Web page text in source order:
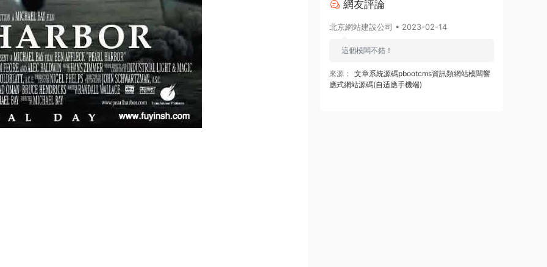
網友評論
北京網站建設公司 • 2023-02-14
這個模闆不錯！
來源：
文章系統源碼pbootcms資訊類網站模闆響
應式網站源碼(自适應手機端)